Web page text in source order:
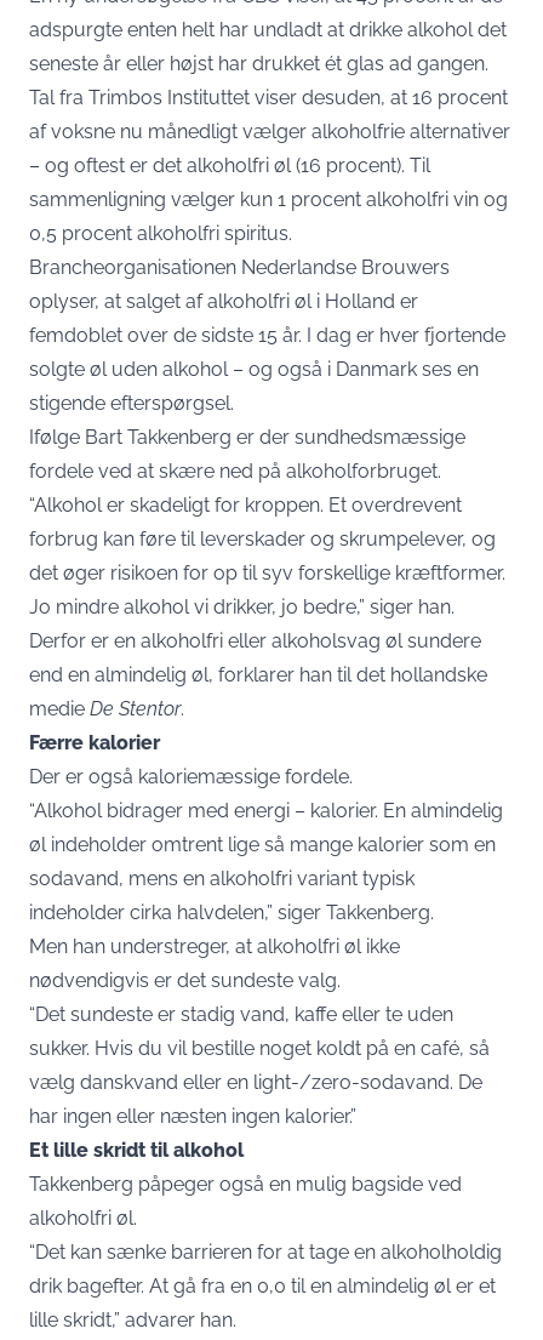
adspurgte enten helt har undladt at drikke alkohol det
seneste år eller højst har drukket ét glas ad gangen.
Tal fra Trimbos Instituttet viser desuden, at 16 procent
af voksne nu månedligt vælger alkoholfrie alternativer
– og oftest er det alkoholfri øl (16 procent). Til
sammenligning vælger kun 1 procent alkoholfri vin og
0,5 procent alkoholfri spiritus.
Brancheorganisationen Nederlandse Brouwers
oplyser, at salget af alkoholfri øl i Holland er
femdoblet over de sidste 15 år. I dag er hver fjortende
solgte øl uden alkohol – og også i Danmark ses en
stigende efterspørgsel.
Ifølge Bart Takkenberg er der sundhedsmæssige
fordele ved at skære ned på alkoholforbruget.
“Alkohol er skadeligt for kroppen. Et overdrevent
forbrug kan føre til leverskader og skrumpelever, og
det øger risikoen for op til syv forskellige kræftformer.
Jo mindre alkohol vi drikker, jo bedre,” siger han.
Derfor er en alkoholfri eller alkoholsvag øl sundere
end en almindelig øl, forklarer han til det hollandske
medie De Stentor.
Færre kalorier
Der er også kaloriemæssige fordele.
“Alkohol bidrager med energi – kalorier. En almindelig
øl indeholder omtrent lige så mange kalorier som en
sodavand, mens en alkoholfri variant typisk
indeholder cirka halvdelen,” siger Takkenberg.
Men han understreger, at alkoholfri øl ikke
nødvendigvis er det sundeste valg.
“Det sundeste er stadig vand, kaffe eller te uden
sukker. Hvis du vil bestille noget koldt på en café, så
vælg danskvand eller en light-/zero-sodavand. De
har ingen eller næsten ingen kalorier.”
Et lille skridt til alkohol
Takkenberg påpeger også en mulig bagside ved
alkoholfri øl.
“Det kan sænke barrieren for at tage en alkoholholdig
drik bagefter. At gå fra en 0,0 til en almindelig øl er et
lille skridt,” advarer han.